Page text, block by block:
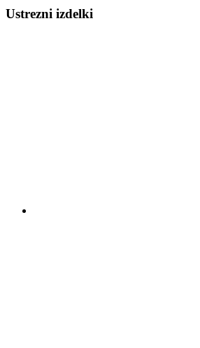
Ustrezni izdelki